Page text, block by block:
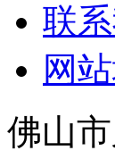
联
网
佛山